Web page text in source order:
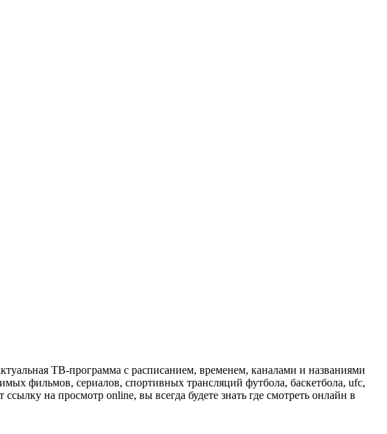
ТВ-программа с расписанием, временем, каналами и названиями
фильмов, сериалов, спортивных трансляций футбола, баскетбола, ufc,
на просмотр online, вы всегда будете знать где смотреть онлайн в